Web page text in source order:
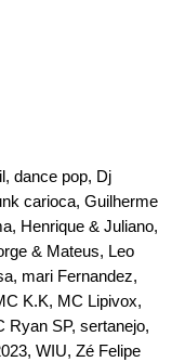
, dance pop, Dj
carioca, Guilherme
, Henrique & Juliano,
& Mateus, Leo
, mari Fernandez,
K.K, MC Lipivox,
Ryan SP, sertanejo,
, WIU, Zé Felipe